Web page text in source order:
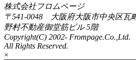
株式会社フロムページ
〒541-0048 大阪府大阪市中央区瓦
野村不動産御堂筋ビル 5階
Copyright(C) 2002- Frompage.Co.,Ltd.
All Rights Reserved.
×